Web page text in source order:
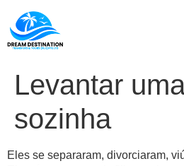
Levantar
sozinha
Eles se separaram, divorciaram,